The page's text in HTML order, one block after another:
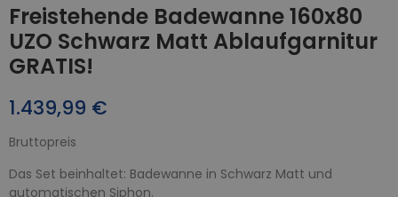
Freistehende Badewanne 160x80
UZO Schwarz Matt Ablaufgarnitur
GRATIS!
1.439,99 €
Bruttopreis
Das Set beinhaltet: Badewanne in Schwarz Matt und
automatischen Siphon.